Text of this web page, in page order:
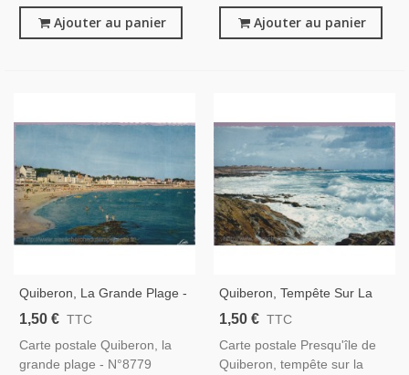
Ajouter au panier Ajouter au panier
Quiberon, La Grande Plage -
Carte Postale Département
1,50 € TTC
Carte postale Quiberon, la
grande plage - N°8779
Quiberon, Tempête Sur La
Côte Sauvage - Carte
Morbihan, Bretagne
1,50 € TTC
Carte postale Presqu'île de
Quiberon, tempête sur la